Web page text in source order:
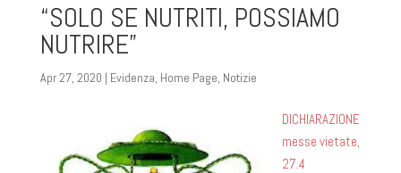
“SOLO SE NUTRITI, POSSIAMO
NUTRIRE”
Apr 27, 2020 | Evidenza, Home Page, Notizie
DICHIARAZIONE
messe vietate,
27.4